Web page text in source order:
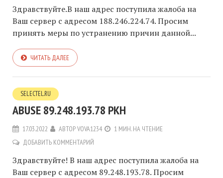
Здравствуйте.В наш адрес поступила жалоба на
Ваш сервер с адресом 188.246.224.74. Просим
принять меры по устранению причин данной...
ЧИТАТЬ ДАЛЕЕ
SELECTEL.RU
ABUSE 89.248.193.78 РКН
17.03.2022 АВТОРVOVA1234
1 МИН. НА ЧТЕНИЕ
ДОБАВИТЬ КОММЕНТАРИЙ
Здравствуйте! В наш адрес поступила жалоба на
Ваш сервер с адресом 89.248.193.78. Просим